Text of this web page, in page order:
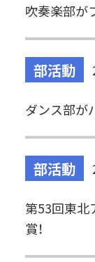
吹奏楽部が
部活動
ダンス部が
部活動
第53回東北
賞！